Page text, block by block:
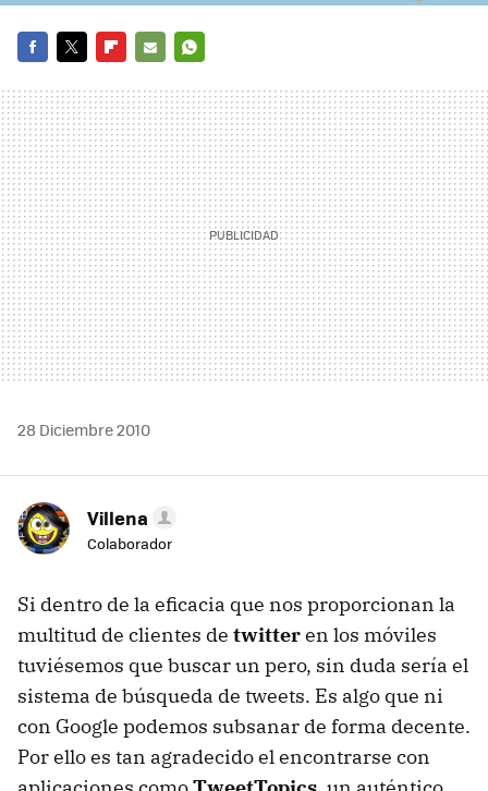
MAIL
28 Diciembre 2010
Villena
Colaborador
Si dentro de la eficacia que nos proporcionan la
multitud de clientes de twitteren los móviles
tuviésemos que buscar un pero, sin duda sería el
sistema de búsqueda de tweets. Es algo que ni
con Google podemos subsanar de forma decente.
Por ello es tan agradecido el encontrarse con